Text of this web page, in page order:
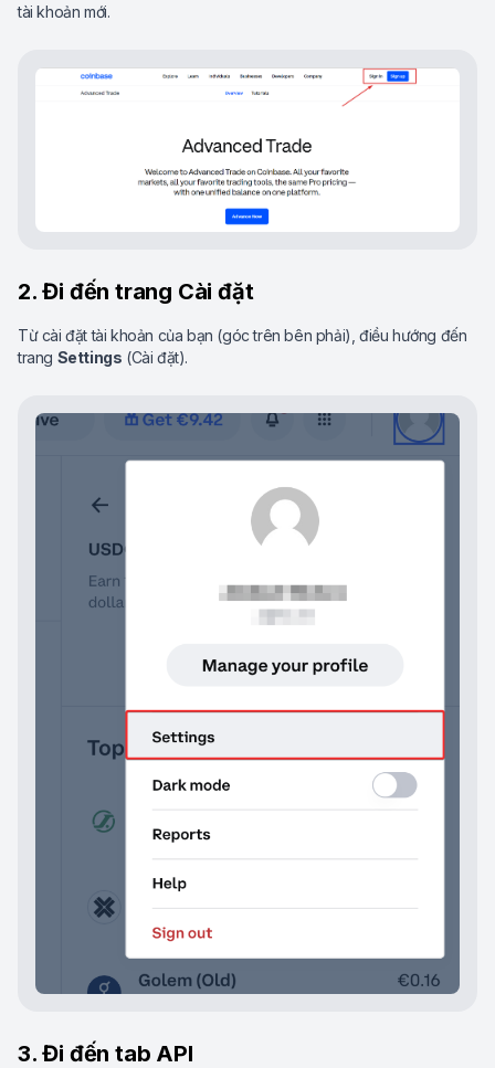
tài khoản mới.
2. Đi đến trang Cài đặt
Từ cài đặt tài khoản của bạn (góc trên bên phải), điều hướng đến
trang Settings (Cài đặt).
3. Đi đến tab API